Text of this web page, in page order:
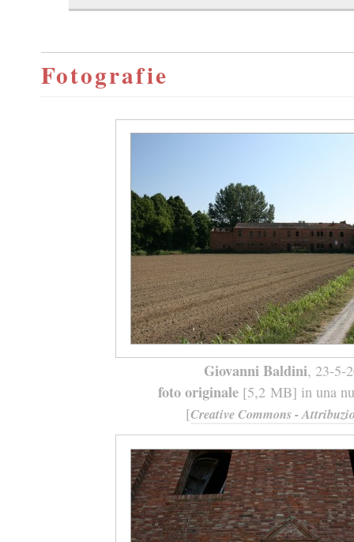
Fotografie
Giovanni Baldini, 23-5-
foto originale[5,2 MB] in una
[Creative Commons -